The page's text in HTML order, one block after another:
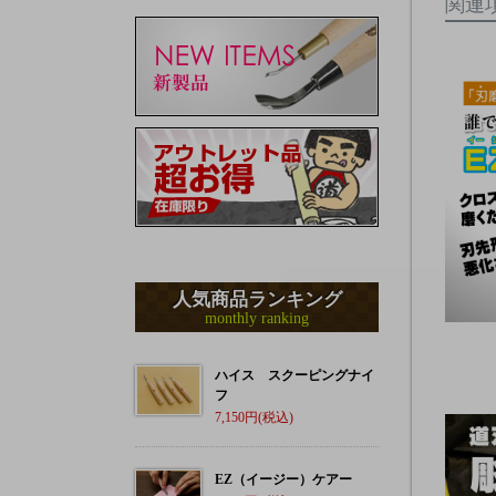
人気商品ランキング
monthly ranking
ハイス スクーピングナイ
フ
7,150
EZ（イージー）ケアー